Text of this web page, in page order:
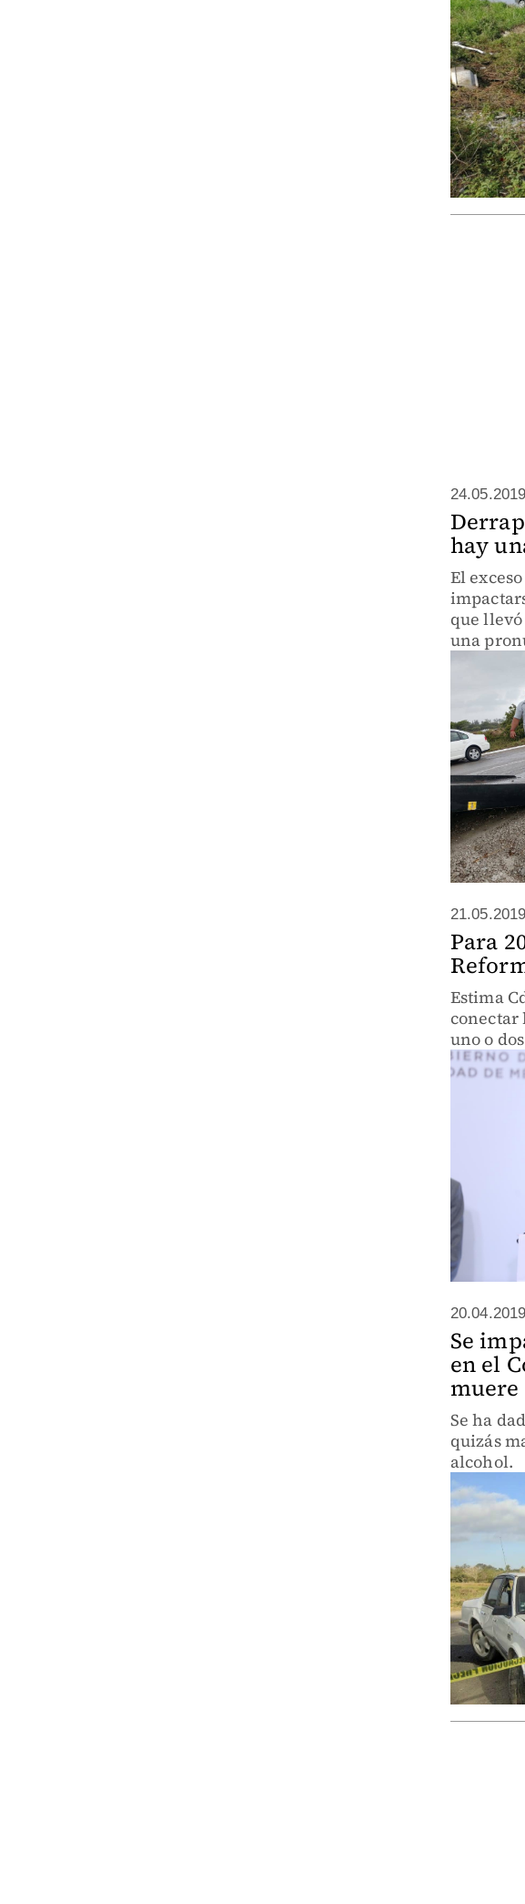
hay
El
que
una
Para
Estima
conectar
uno o
Se
en el
muere
Se ha
quizás
alcohol.